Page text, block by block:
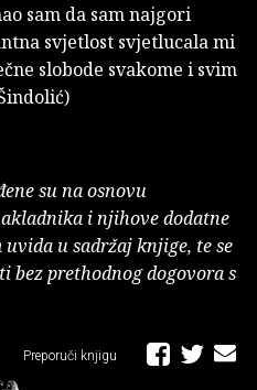
sam da sam najgori
svjetlost svjetlucala mi
slobode svakome i svim
su na osnovu
i njihove dodatne
u sadržaj knjige, te se
bez prethodnog dogovora s
Preporuči knjigu